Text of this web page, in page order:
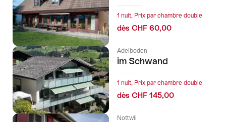
1 nuit, Prix par chambre double
dès CHF 60,00
Adelboden
im Schwand
1 nuit, Prix par chambre double
dès CHF 145,00
Nottwil